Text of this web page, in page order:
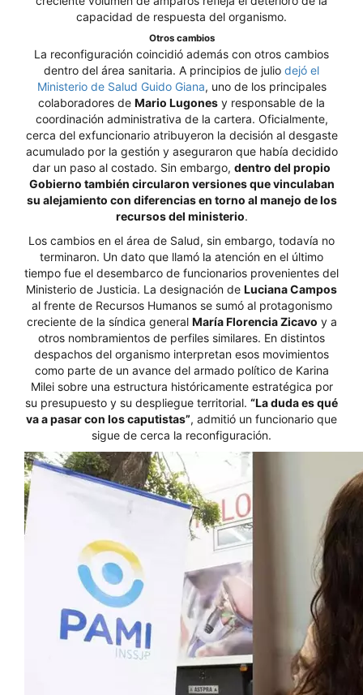
capacidad de respuesta del organismo.
Otros cambios
La reconfiguración coincidió además con otros cambios
dentro del área sanitaria. A principios de julio dejó el
Ministerio de Salud Guido Giana, uno de los principales
colaboradores de Mario Lugones y responsable de la
coordinación administrativa de la cartera. Oficialmente,
cerca del exfuncionario atribuyeron la decisión al desgaste
acumulado por la gestión y aseguraron que había decidido
dar un paso al costado. Sin embargo, dentro del propio
Gobierno también circularon versiones que vinculaban
su alejamiento con diferencias en torno al manejo de los
recursos del ministerio.
Los cambios en el área de Salud, sin embargo, todavía no
terminaron. Un dato que llamó la atención en el último
tiempo fue el desembarco de funcionarios provenientes del
Ministerio de Justicia. La designación de Luciana Campos
al frente de Recursos Humanos se sumó al protagonismo
creciente de la síndica general María Florencia Zicavo y a
otros nombramientos de perfiles similares. En distintos
despachos del organismo interpretan esos movimientos
como parte de un avance del armado político de Karina
Milei sobre una estructura históricamente estratégica por
su presupuesto y su despliegue territorial. “La duda es qué
va a pasar con los caputistas”, admitió un funcionario que
sigue de cerca la reconfiguración.